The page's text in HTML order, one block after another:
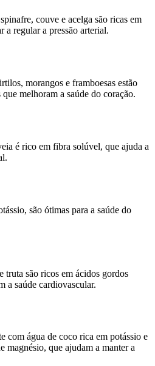
couve e acelga são ricas em
a regular a pressão arterial.
morangos e framboesas estão
melhoram a saúde do coração.
é rico em fibra solúvel, que ajuda a
são ótimas para a saúde do
truta são ricos em ácidos gordos
a saúde cardiovascular.
com água de coco rica em potássio e
magnésio, que ajudam a manter a